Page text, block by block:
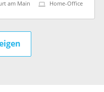
am Main
Home-Office